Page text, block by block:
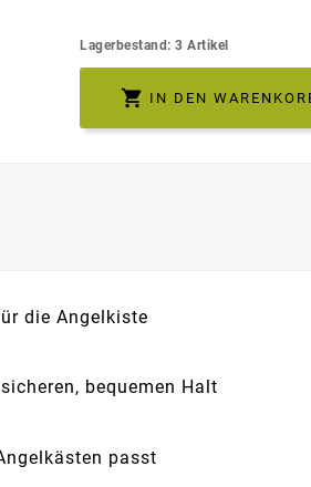
Lagerbestand: 3 Artikel
 IN DEN
die Angelkiste
bequemen Halt
passt